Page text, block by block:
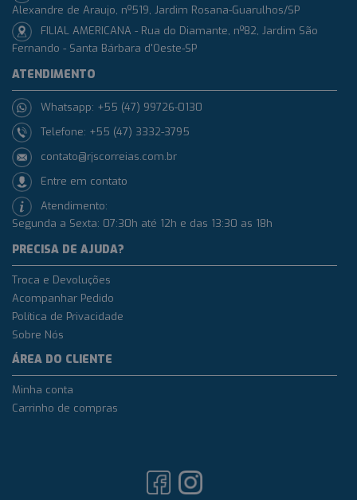
Alexandre de Araujo, nº519, Jardim Rosana-Guarulhos/SP
FILIAL AMERICANA - Rua do Diamante, nº82, Jardim São
Fernando - Santa Bárbara d'Oeste-SP
ATENDIMENTO
Whatsapp: +55 (47) 99726-0130
Telefone: +55 (47) 3332-3795
contato@rjscorreias.com.br
Entre em contato
Atendimento:
Segunda a Sexta: 07:30h até 12h e das 13:30 as 18h
PRECISA DE AJUDA?
Troca e Devoluções
Acompanhar Pedido
Política de Privacidade
Sobre Nós
ÁREA DO CLIENTE
Minha conta
Carrinho de compras